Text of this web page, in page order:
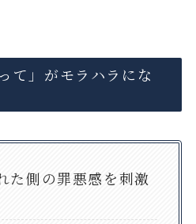
て」がモラハラにな
側の罪悪感を刺激